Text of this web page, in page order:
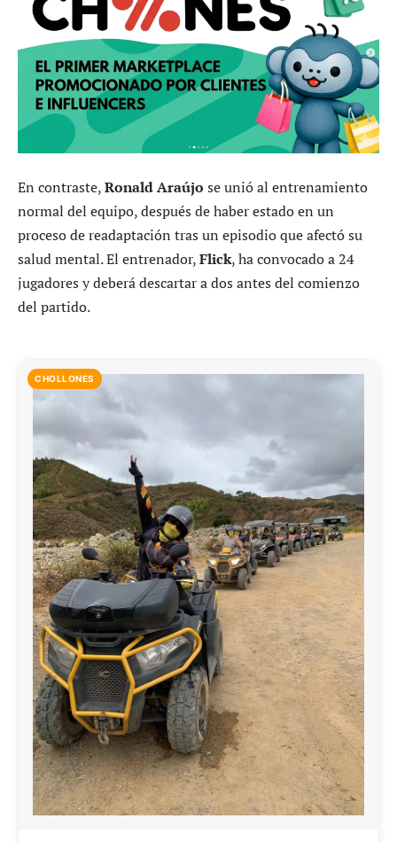
En contraste,Ronald Araújo se unió al entrenamiento
normal del equipo, después de haber estado en un
proceso de readaptación tras un episodio que afectó su
salud mental. El entrenador,Flick, ha convocado a 24
jugadores y deberá descartar a dos antes del comienzo
del partido.
CHOLLONES